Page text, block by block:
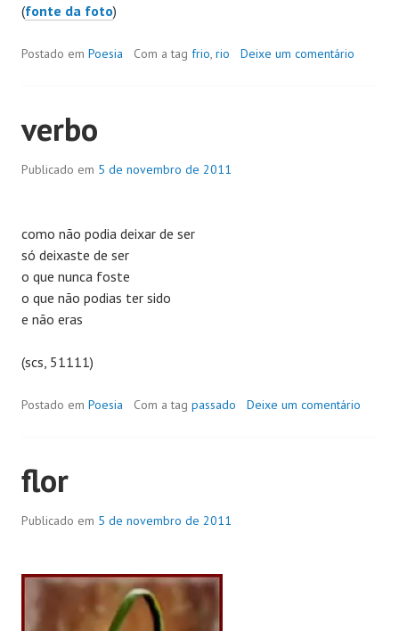
(fonte da foto)
Postado em Poesia Com a tag frio, rio Deixe um comentário
verbo
Publicado em 5 de novembro de 2011
como não podia deixar de ser
só deixaste de ser
o que nunca foste
o que não podias ter sido
e não eras
(scs, 51111)
Postado em Poesia Com a tag passado Deixe um comentário
flor
Publicado em 5 de novembro de 2011